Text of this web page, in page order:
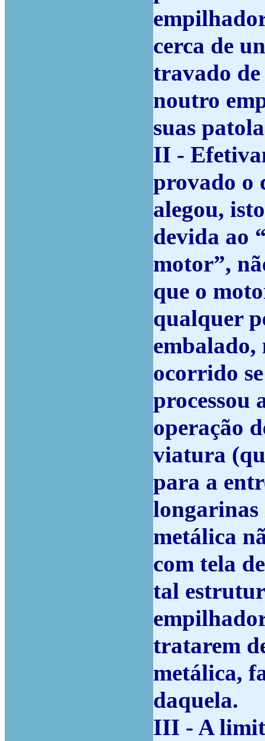
cerca de
travado
noutro
suas
II -
provado o
alegou,
devida ao
motor”,
que o
qualquer
embalado,
ocorrido
processou
operação
viatura
para a
metálica
com tela
tal
tratarem
metálica,
daquela.
III - A